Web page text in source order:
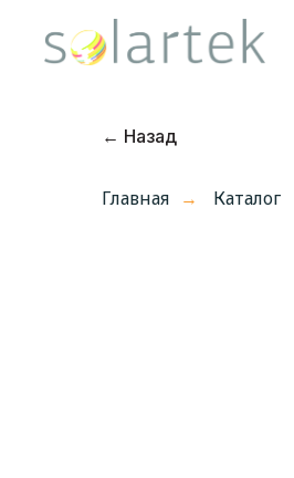
← Назад
Главная → Каталог